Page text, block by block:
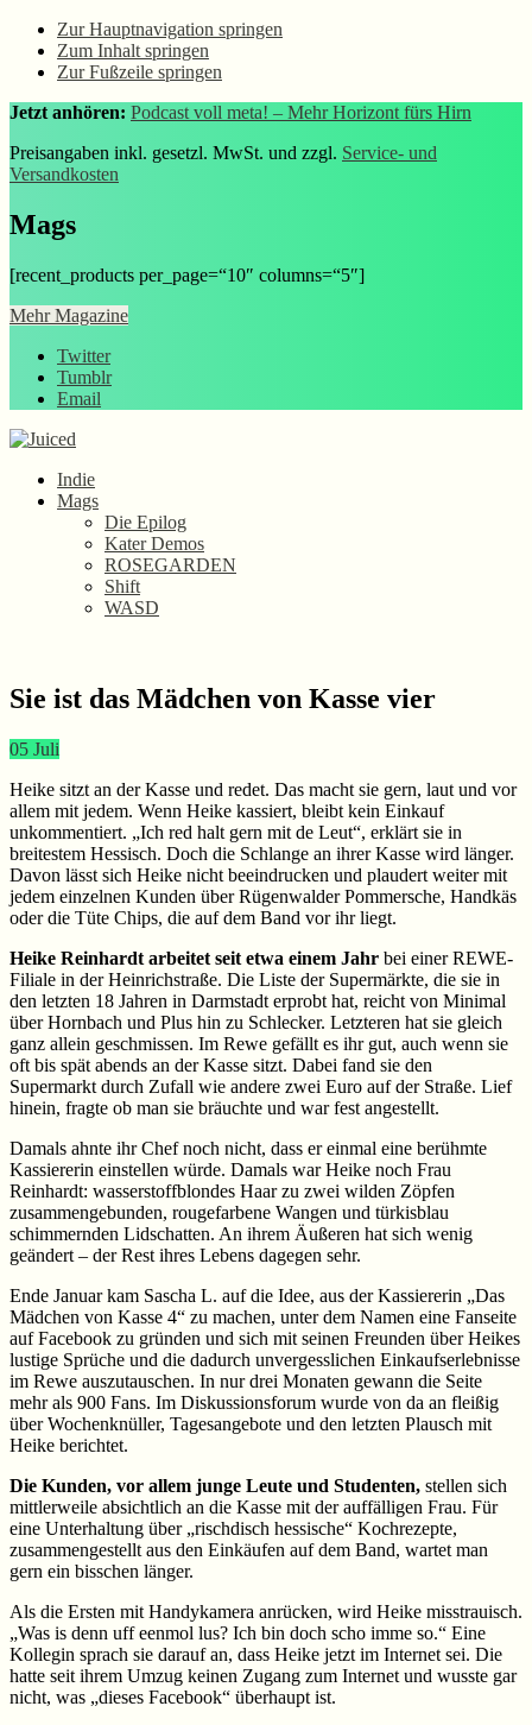
Zur Hauptnavigation springen
Zum Inhalt springen
Zur Fußzeile springen
Jetzt anhören: Podcast voll meta! – Mehr Horizont fürs Hirn
Preisangaben inkl. gesetzl. MwSt. und zzgl. Service- und
Versandkosten
Mags
[recent_products per_page=“10″ columns=“5″]
Mehr Magazine
Twitter
Tumblr
Email
Indie
Mags
Die Epilog
Kater Demos
ROSEGARDEN
Shift
WASD
Sie ist das Mädchen von Kasse vier
05 Juli
Heike sitzt an der Kasse und redet. Das macht sie gern, laut und vor
allem mit jedem. Wenn Heike kassiert, bleibt kein Einkauf
unkommentiert. „Ich red halt gern mit de Leut“, erklärt sie in
breitestem Hessisch. Doch die Schlange an ihrer Kasse wird länger.
Davon lässt sich Heike nicht beeindrucken und plaudert weiter mit
jedem einzelnen Kunden über Rügenwalder Pommersche, Handkäs
oder die Tüte Chips, die auf dem Band vor ihr liegt.
Heike Reinhardt arbeitet seit etwa einem Jahr bei einer REWE-
Filiale in der Heinrichstraße. Die Liste der Supermärkte, die sie in
den letzten 18 Jahren in Darmstadt erprobt hat, reicht von Minimal
über Hornbach und Plus hin zu Schlecker. Letzteren hat sie gleich
ganz allein geschmissen. Im Rewe gefällt es ihr gut, auch wenn sie
oft bis spät abends an der Kasse sitzt. Dabei fand sie den
Supermarkt durch Zufall wie andere zwei Euro auf der Straße. Lief
hinein, fragte ob man sie bräuchte und war fest angestellt.
Damals ahnte ihr Chef noch nicht, dass er einmal eine berühmte
Kassiererin einstellen würde. Damals war Heike noch Frau
Reinhardt: wasserstoffblondes Haar zu zwei wilden Zöpfen
zusammengebunden, rougefarbene Wangen und türkisblau
schimmernden Lidschatten. An ihrem Äußeren hat sich wenig
geändert – der Rest ihres Lebens dagegen sehr.
Ende Januar kam Sascha L. auf die Idee, aus der Kassiererin „Das
Mädchen von Kasse 4“ zu machen, unter dem Namen eine Fanseite
auf Facebook zu gründen und sich mit seinen Freunden über Heikes
lustige Sprüche und die dadurch unvergesslichen Einkaufserlebnisse
im Rewe auszutauschen. In nur drei Monaten gewann die Seite
mehr als 900 Fans. Im Diskussionsforum wurde von da an fleißig
über Wochenknüller, Tagesangebote und den letzten Plausch mit
Heike berichtet.
Die Kunden, vor allem junge Leute und Studenten, stellen sich
mittlerweile absichtlich an die Kasse mit der auffälligen Frau. Für
eine Unterhaltung über „rischdisch hessische“ Kochrezepte,
zusammengestellt aus den Einkäufen auf dem Band, wartet man
gern ein bisschen länger.
Als die Ersten mit Handykamera anrücken, wird Heike misstrauisch.
„Was is denn uff eenmol lus? Ich bin doch scho imme so.“ Eine
Kollegin sprach sie darauf an, dass Heike jetzt im Internet sei. Die
hatte seit ihrem Umzug keinen Zugang zum Internet und wusste gar
nicht, was „dieses Facebook“ überhaupt ist.